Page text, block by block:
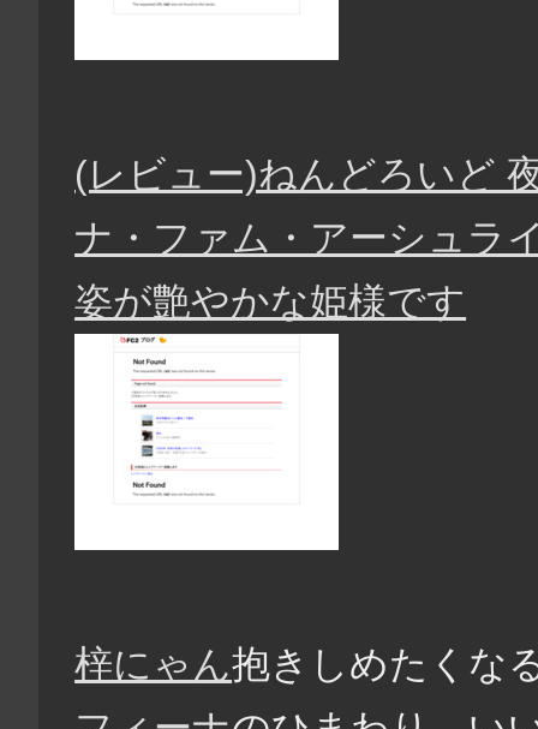
(レビュー)ねんどろいど
ナ・ファム・アーシュ
姿が艶やかな姫様です
梓にゃん抱きしめたくな